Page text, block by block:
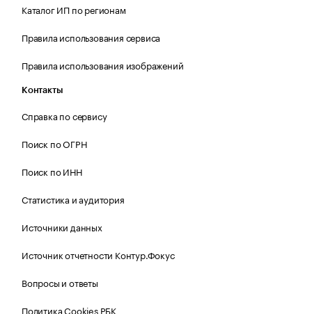
Каталог ИП по регионам
Правила использования сервиса
Правила использования изображений
Контакты
Справка по сервису
Поиск по ОГРН
Поиск по ИНН
Статистика и аудитория
Источники данных
Источник отчетности Контур.Фокус
Вопросы и ответы
Политика Cookies РБК